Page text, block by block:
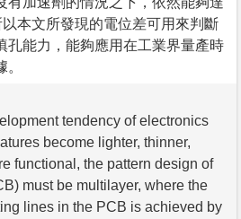
以本文所發現的電位差可用來判斷
孔能力，能夠應用在工業界量產時
tendency of electronics
become lighter, thinner,
functional, the pattern design of
must be multilayer, where the
lines in the PCB is achieved by